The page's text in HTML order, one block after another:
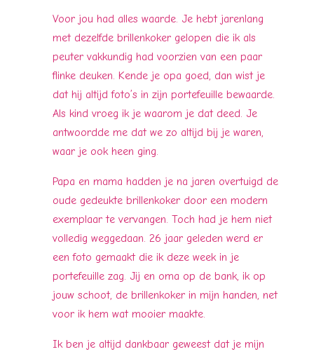
Voor jou had alles waarde. Je hebt jarenlang
met dezelfde brillenkoker gelopen die ik als
peuter vakkundig had voorzien van een paar
flinke deuken. Kende je opa goed, dan wist je
dat hij altijd foto’s in zijn portefeuille bewaarde.
Als kind vroeg ik je waarom je dat deed. Je
antwoordde me dat we zo altijd bij je waren,
waar je ook heen ging.
Papa en mama hadden je na jaren overtuigd de
oude gedeukte brillenkoker door een modern
exemplaar te vervangen. Toch had je hem niet
volledig weggedaan. 26 jaar geleden werd er
een foto gemaakt die ik deze week in je
portefeuille zag. Jij en oma op de bank, ik op
jouw schoot, de brillenkoker in mijn handen, net
voor ik hem wat mooier maakte.
Ik ben je altijd dankbaar geweest dat je mijn